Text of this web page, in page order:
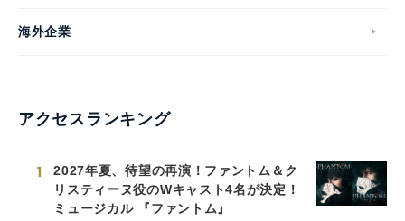
海外企業
アクセスランキング
1
2027年夏、待望の再演！ファントム＆ク
リスティーヌ役のWキャスト4名が決定！
ミュージカル 『ファントム』